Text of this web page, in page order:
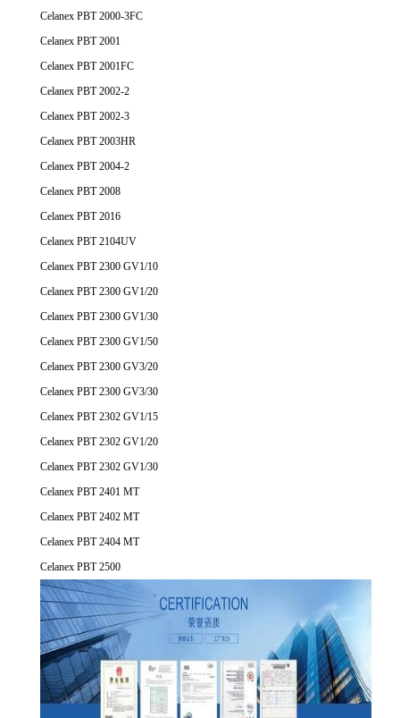
Celanex PBT 2000-3FC
Celanex PBT 2001
Celanex PBT 2001FC
Celanex PBT 2002-2
Celanex PBT 2002-3
Celanex PBT 2003HR
Celanex PBT 2004-2
Celanex PBT 2008
Celanex PBT 2016
Celanex PBT 2104UV
Celanex PBT 2300 GV1/10
Celanex PBT 2300 GV1/20
Celanex PBT 2300 GV1/30
Celanex PBT 2300 GV1/50
Celanex PBT 2300 GV3/20
Celanex PBT 2300 GV3/30
Celanex PBT 2302 GV1/15
Celanex PBT 2302 GV1/20
Celanex PBT 2302 GV1/30
Celanex PBT 2401 MT
Celanex PBT 2402 MT
Celanex PBT 2404 MT
Celanex PBT 2500